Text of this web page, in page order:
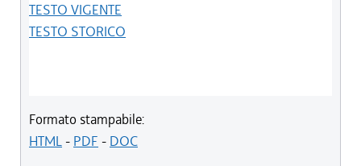
TESTO VIGENTE
TESTO STORICO
Formato stampabile:
HTML- PDF - DOC